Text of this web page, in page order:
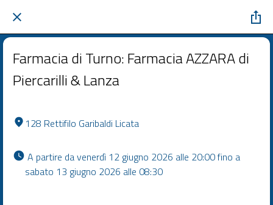
Farmacia di Turno: Farmacia AZZARA di
Piercarilli & Lanza
128 Rettifilo Garibaldi Licata
sabato 13 giugno 2026 alle 08:30